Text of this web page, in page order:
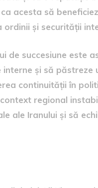
acesta să
ordinii și securității
de succesiune este
și să păstreze
continuității în
regional
ale Iranului și să